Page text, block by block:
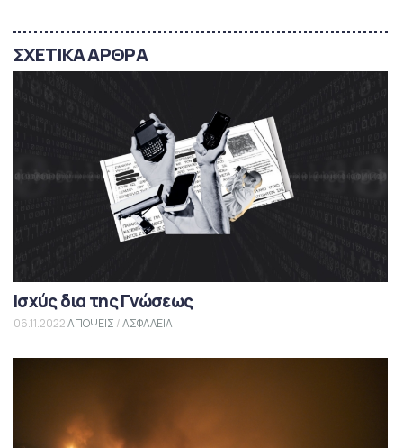
ΣΧΕΤΙΚΑ ΑΡΘΡΑ
Ισχύς δια της Γνώσεως
06.11.2022ΑΠΟΨΕΙΣ /ΑΣΦΑΛΕΙΑ